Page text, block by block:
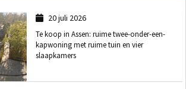
20 juli 2026
Te koop in Assen: ruime twee-onder-een-
kapwoning met ruime tuin en vier
slaapkamers